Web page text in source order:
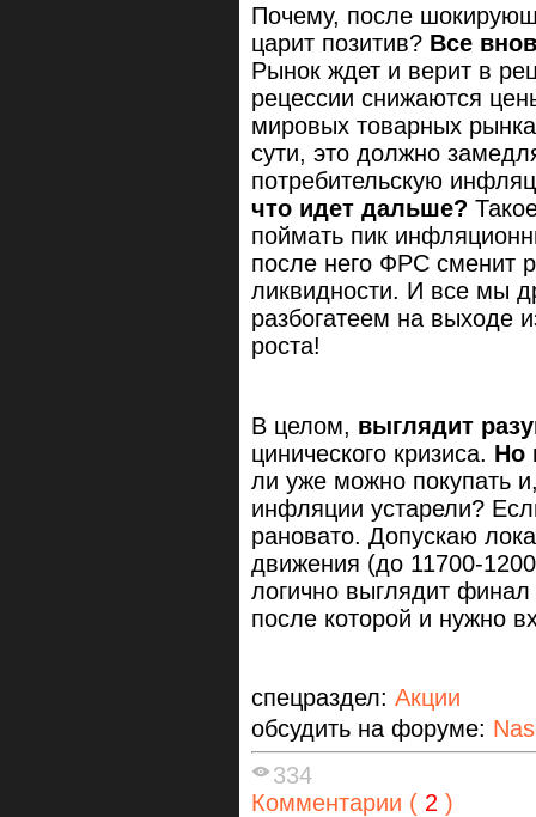
Почему, после
царит позитив? Все
Рынок ждет и верит в
рецессии снижаются
мировых товарных
сути, это должно
потребительскую
что идет дальше?
поймать пик
после него ФРС сменит
ликвидности. И все мы
разбогатеем на выходе
роста!
В целом, выглядит
цинического кризиса. Но
ли уже можно покупать
инфляции устарели?
рановато. Допускаю
движения (до 11700-
логично выглядит
после которой и нужно
спецраздел: Акции
обсудить на форуме:
334
Комментарии ( 2 )